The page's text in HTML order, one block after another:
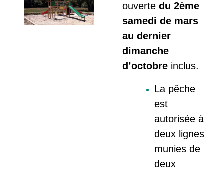
ouvertedu 2ème
samedi de mars
au dernier
dimanche
d’octobre inclus.
La pêche
est
autorisée à
deux lignes
munies de
deux